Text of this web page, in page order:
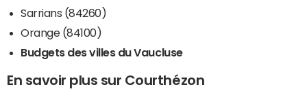
Sarrians (84260)
Orange (84100)
Budgets des villes du Vaucluse
En savoir plus sur Courthézon